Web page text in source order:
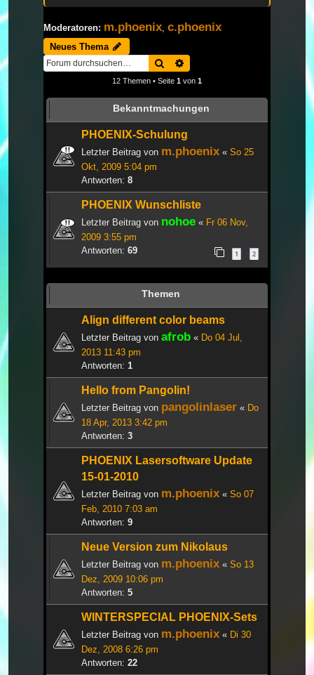
Moderatoren: m.phoenix c.phoenix
Neues Thema
Suche
12 Themen • Seite 1 von 1
Bekanntmachungen
PHOENIX-Schulung
Letzter Beitrag von m.phoenix « So 25
Okt, 2009 5:04 pm
Antworten: 8
PHOENIX Wunschliste
Letzter Beitrag von nohoe « Fr 06 Nov,
2009 3:55 pm
Antworten: 69 1 2
Themen
Align different color beams
Letzter Beitrag von afrob « Do 04 Jul,
2013 11:43 pm
Antworten: 1
Hello from Pangolin!
Letzter Beitrag von pangolinlaser « Do
18 Apr, 2013 3:42 pm
Antworten: 3
PHOENIX Lasersoftware Update
15-01-2010
Letzter Beitrag von m.phoenix « So 07
Feb, 2010 7:03 am
Antworten: 9
Neue Version zum Nikolaus
Letzter Beitrag von m.phoenix « So 13
Dez, 2009 10:06 pm
Antworten: 5
WINTERSPECIAL PHOENIX-Sets
Letzter Beitrag von m.phoenix « Di 30
Dez, 2008 6:26 pm
Antworten: 22